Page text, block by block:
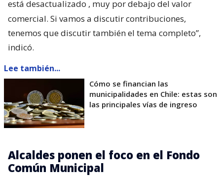
está desactualizado , muy por debajo del valor
comercial. Si vamos a discutir contribuciones,
tenemos que discutir también el tema completo”,
indicó.
Lee también...
Cómo se financian las
municipalidades en Chile: estas son
las principales vías de ingreso
Alcaldes ponen el foco en el Fondo
Común Municipal